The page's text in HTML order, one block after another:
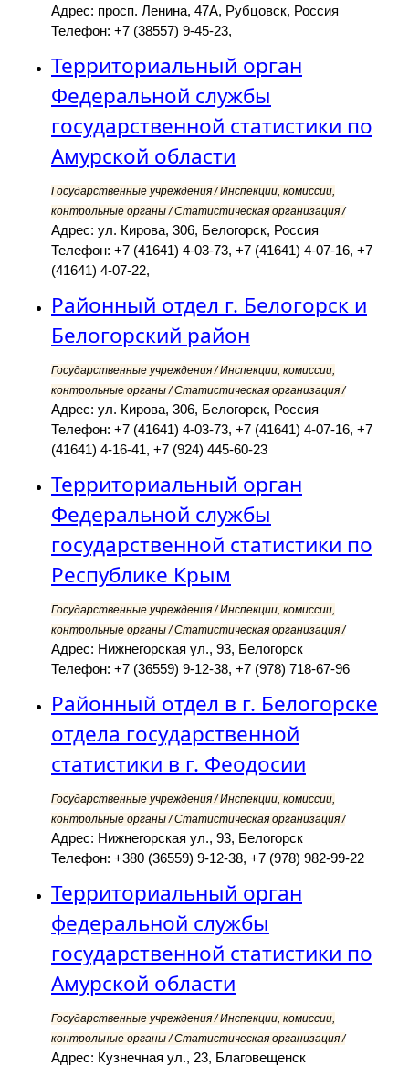
Адрес: просп. Ленина, 47А, Рубцовск, Россия
Телефон: +7 (38557) 9-45-23,
Территориальный орган
Федеральной службы
государственной статистики по
Амурской области
Государственные учреждения / Инспекции, комиссии,
контрольные органы / Статистическая организация /
Адрес: ул. Кирова, 306, Белогорск, Россия
Телефон: +7 (41641) 4-03-73, +7 (41641) 4-07-16, +7
(41641) 4-07-22,
Районный отдел г. Белогорск и
Белогорский район
Государственные учреждения / Инспекции, комиссии,
контрольные органы / Статистическая организация /
Адрес: ул. Кирова, 306, Белогорск, Россия
Телефон: +7 (41641) 4-03-73, +7 (41641) 4-07-16, +7
(41641) 4-16-41, +7 (924) 445-60-23
Территориальный орган
Федеральной службы
государственной статистики по
Республике Крым
Государственные учреждения / Инспекции, комиссии,
контрольные органы / Статистическая организация /
Адрес: Нижнегорская ул., 93, Белогорск
Телефон: +7 (36559) 9-12-38, +7 (978) 718-67-96
Районный отдел в г. Белогорске
отдела государственной
статистики в г. Феодосии
Государственные учреждения / Инспекции, комиссии,
контрольные органы / Статистическая организация /
Адрес: Нижнегорская ул., 93, Белогорск
Телефон: +380 (36559) 9-12-38, +7 (978) 982-99-22
Территориальный орган
федеральной службы
государственной статистики по
Амурской области
Государственные учреждения / Инспекции, комиссии,
контрольные органы / Статистическая организация /
Адрес: Кузнечная ул., 23, Благовещенск